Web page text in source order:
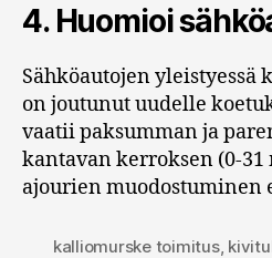
4. Huomioi
Sähköautojen yleistyessä
on joutunut uudelle
vaatii paksumman ja
kantavan kerroksen (0-
ajourien muodostuminen
kalliomurske toimitus,